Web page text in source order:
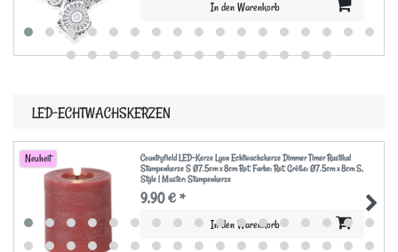
In den Warenkorb
LED-ECHTWACHSKERZEN
Neuheit
Countryfield LED-Kerze Lyon Echtwachskerze Dimmer Timer Rustikal
Stumpenkerze S Ø7.5cm x 8cm Rot, Farbe: Rot, Größe: Ø7.5cm x 8cm S,
Style | Muster: Stumpenkerze
9,90 € *
In den Warenkorb